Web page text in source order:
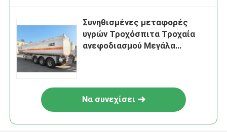
Συνηθισμένες μεταφορές
υγρών Τροχόσπιτα Τροχαία
ανεφοδιασμού Μεγάλα
Να συνεχίσει